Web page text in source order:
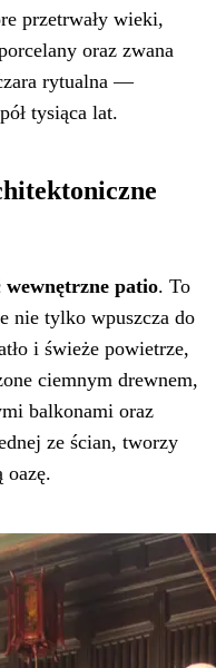
przetrwały wieki,
oraz zwana
rytualna —
tysiąca lat.
wewnętrzne patio. To
nie tylko wpuszcza do
i świeże powietrze,
ciemnym drewnem,
balkonami oraz
ze ścian, tworzy
oazę.